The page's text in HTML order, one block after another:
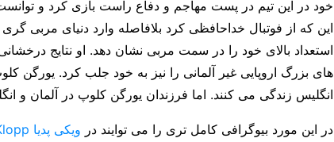
این که از فوتبال خداحافظی کرد بلافاصله وارد دنیای مربی
استعداد بالای خود را در سمت مربی نشان دهد. او نتایج
های بزرگ اروپایی غیر آلمانی را نیز به خود جلب کرد. یورگن
انگلیس زندگی می کنند. اما فرزندان یورگن کلوپ در آلمان و
در این مورد بیوگرافی کامل تری را می توایند در ویکی پدیا Jürgen Klopp